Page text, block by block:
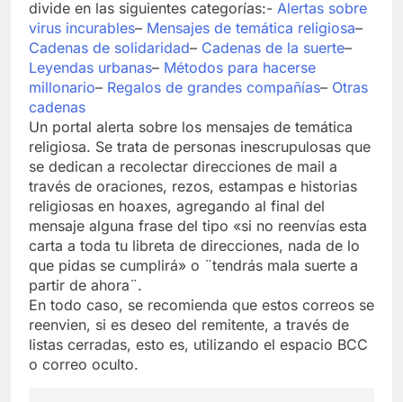
divide en las siguientes categorías:- Alertas sobre
virus incurables– Mensajes de temática religiosa–
Cadenas de solidaridad– Cadenas de la suerte–
Leyendas urbanas– Métodos para hacerse
millonario– Regalos de grandes compañías– Otras
cadenas
Un portal alerta sobre los mensajes de temática
religiosa. Se trata de personas inescrupulosas que
se dedican a recolectar direcciones de mail a
través de oraciones, rezos, estampas e historias
religiosas en hoaxes, agregando al final del
mensaje alguna frase del tipo «si no reenvías esta
carta a toda tu libreta de direcciones, nada de lo
que pidas se cumplirá» o ¨tendrás mala suerte a
partir de ahora¨.
En todo caso, se recomienda que estos correos se
reenvien, si es deseo del remitente, a través de
listas cerradas, esto es, utilizando el espacio BCC
o correo oculto.